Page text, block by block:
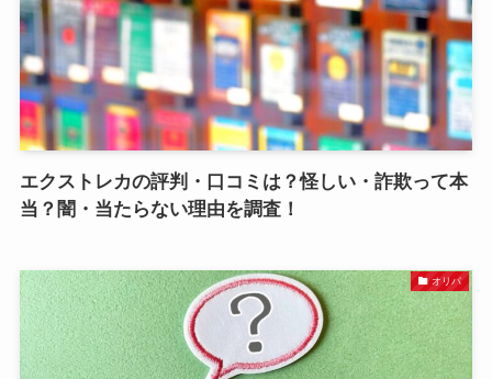
エクストレカの評判・口コミは？怪しい・詐欺って本
当？闇・当たらない理由を調査！
オリパ